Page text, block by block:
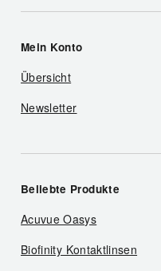
Mein Konto
Übersicht
Newsletter
Beliebte Produkte
Acuvue Oasys
Biofinity Kontaktlinsen